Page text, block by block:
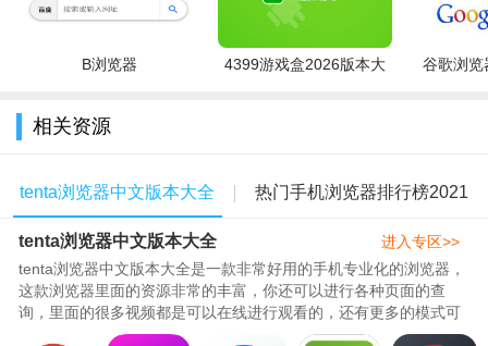
2、选择自己喜欢的主题皮肤，带给您最好的上网体验。
B浏览器
4399游戏盒2026版本大
谷歌浏览
相关资源
tenta浏览器中文版本大全 热门手机浏览器排行榜2021
tenta浏览器中文版本大全
tenta浏览器中文版本大全是一款非常好用的手机专业化的浏览器，
这款浏览器里面的资源非常的丰富，你还可以进行各种页面的查
询，里面的很多视频都是可以在线进行观看的，还有更多的模式可
以打开，都是没有广告的，保密的观看不会有痕迹，289带来了最
进入专区>>